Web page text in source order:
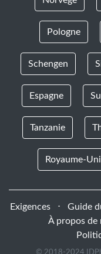
Pologne
Schengen
Espagne
Tanzanie
Royaume-Uni
Exigences ⋅ Guide
À propos de
© 2018-2024